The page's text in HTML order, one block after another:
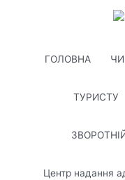
ГОЛОВНА
ТУРИСТУ
Центр надання